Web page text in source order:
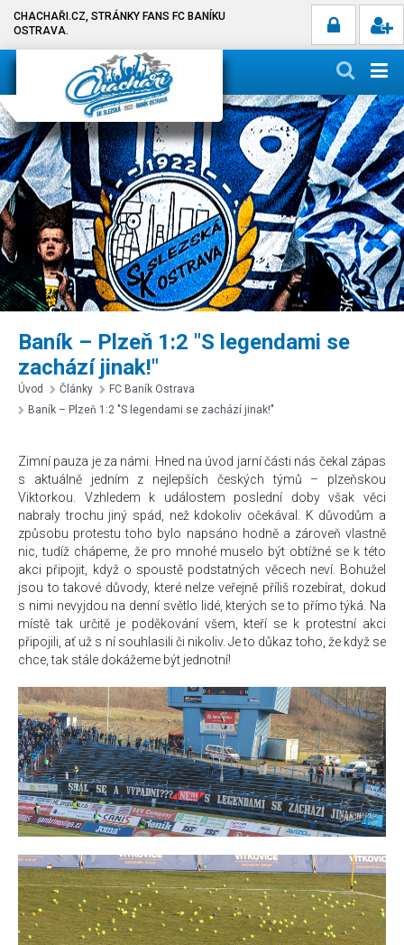
CHACHAŘI.CZ, STRÁNKY FANS FC BANÍKU
OSTRAVA.
Baník – Plzeň 1:2 "S legendami se
zachází jinak!"
Úvod Články
FC Baník Ostrava
Baník – Plzeň 1:2 "S legendami se zachází jinak!"
Zimní pauza je za námi. Hned na úvod jarní části nás čekal zápas
s aktuálně jedním z nejlepších českých týmů – plzeňskou
Viktorkou. Vzhledem k událostem poslední doby však věci
nabraly trochu jiný spád, než kdokoliv očekával. K důvodům a
způsobu protestu toho bylo napsáno hodně a zároveň vlastně
nic, tudíž chápeme, že pro mnohé muselo být obtížné se k této
akci připojit, když o spoustě podstatných věcech neví. Bohužel
jsou to takové důvody, které nelze veřejně příliš rozebírat, dokud
s nimi nevyjdou na denní světlo lidé, kterých se to přímo týká. Na
místě tak určitě je poděkování všem, kteří se k protestní akci
připojili, ať už s ní souhlasili či nikoliv. Je to důkaz toho, že když se
chce, tak stále dokážeme být jednotní!